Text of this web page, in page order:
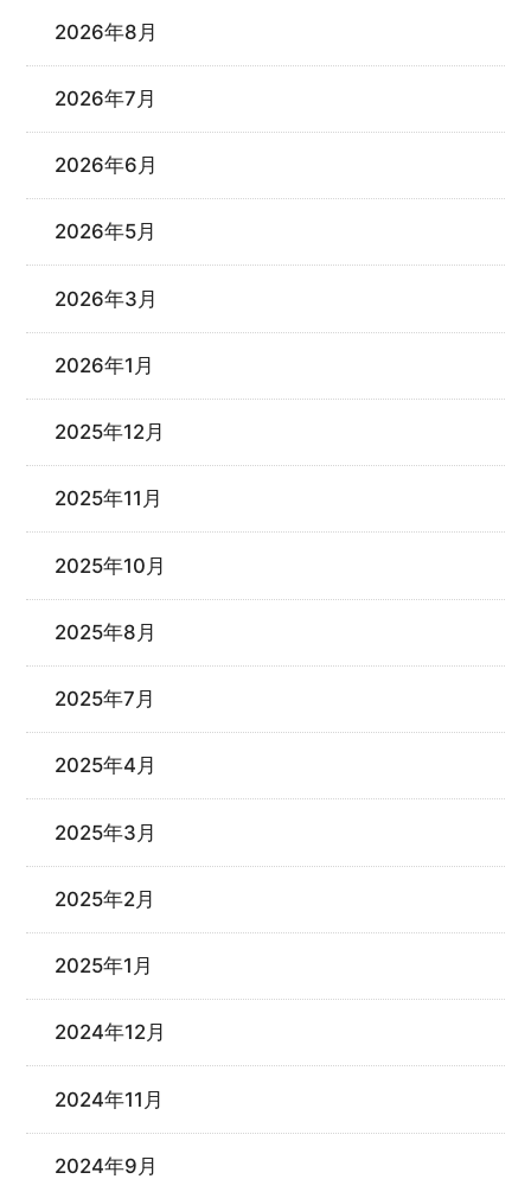
2026年8月
2026年7月
2026年6月
2026年5月
2026年3月
2026年1月
2025年12月
2025年11月
2025年10月
2025年8月
2025年7月
2025年4月
2025年3月
2025年2月
2025年1月
2024年12月
2024年11月
2024年9月